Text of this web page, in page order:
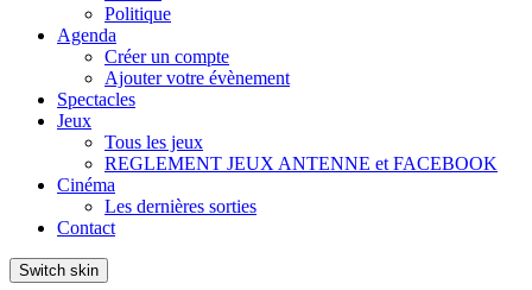
Politique
Agenda
Créer un compte
Ajouter votre évènement
Spectacles
Jeux
Tous les jeux
REGLEMENT JEUX ANTENNE et FACEBOOK
Cinéma
Les dernières sorties
Contact
Switch skin